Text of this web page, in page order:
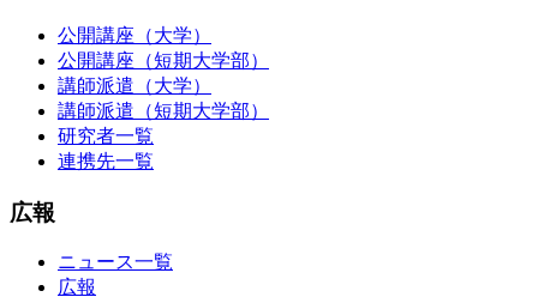
公開講座（大学）
公開講座（短期大学部）
講師派遣（大学）
講師派遣（短期大学部）
研究者一覧
連携先一覧
広報
ニュース一覧
広報